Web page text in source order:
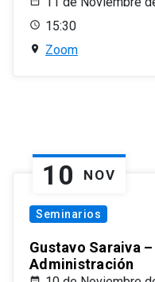
15:30
Zoom
10 NOV
Seminarios
Gustavo Saraiva
Administración